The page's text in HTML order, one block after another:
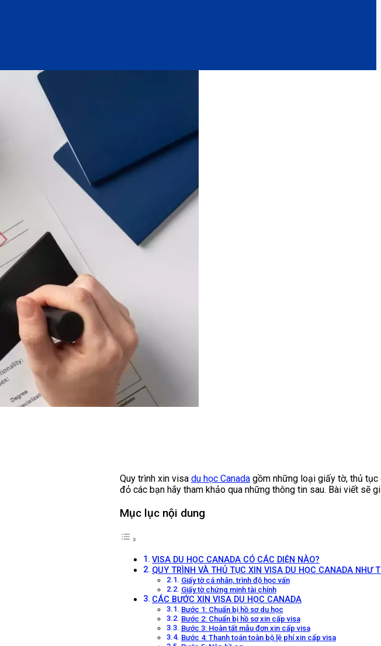
Quy trình xin visa du học Canada gồm những loại giấy tờ, thủ tục
đỏ các bạn hãy tham khảo qua những thông tin sau. Bài viết sẽ
Mục lục nội dung
VISA DU HỌC CANADA CÓ CÁC DIỆN NÀO?
QUY TRÌNH VÀ THỦ TỤC XIN VISA DU HỌC CANADA NHƯ
Giấy tờ cá nhân, trình độ học vấn
Giấy tờ chứng minh tài chính
CÁC BƯỚC XIN VISA DU HỌC CANADA
Bước 1: Chuẩn bị hồ sơ du học
Bước 2: Chuẩn bị hồ sơ xin cấp visa
Bước 3: Hoàn tất mẫu đơn xin cấp visa
Bước 4: Thanh toán toàn bộ lệ phí xin cấp visa